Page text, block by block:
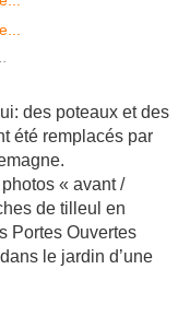
des poteaux et des
été remplacés par
« avant /
de tilleul en
Portes Ouvertes
le jardin d’une